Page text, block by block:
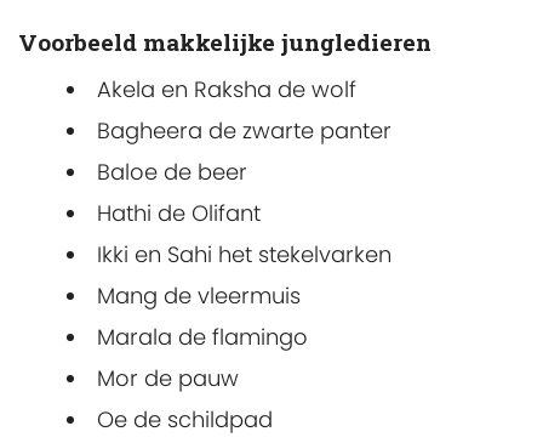
Voorbeeld makkelijke jungledieren
Akela en Raksha de wolf
Bagheera de zwarte panter
Baloe de beer
Hathi de Olifant
Ikki en Sahi het stekelvarken
Mang de vleermuis
Marala de flamingo
Mor de pauw
Oe de schildpad